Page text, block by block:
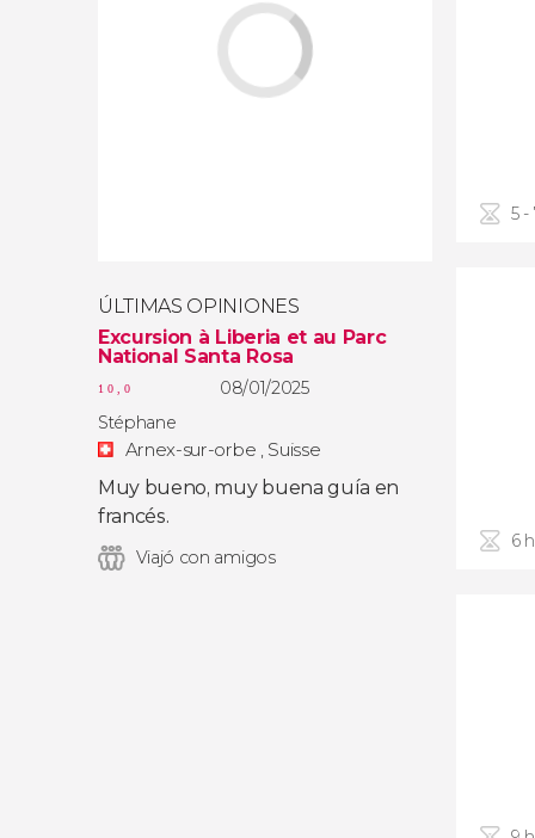
ÚLTIMAS OPINIONES
Excursion à Liberia et au Parc
National Santa Rosa
10,0
08/01/2025
Stéphane
Arnex-sur-orbe , Suisse
Muy bueno, muy buena guía en
francés.
Viajó con amigos
5 -
6